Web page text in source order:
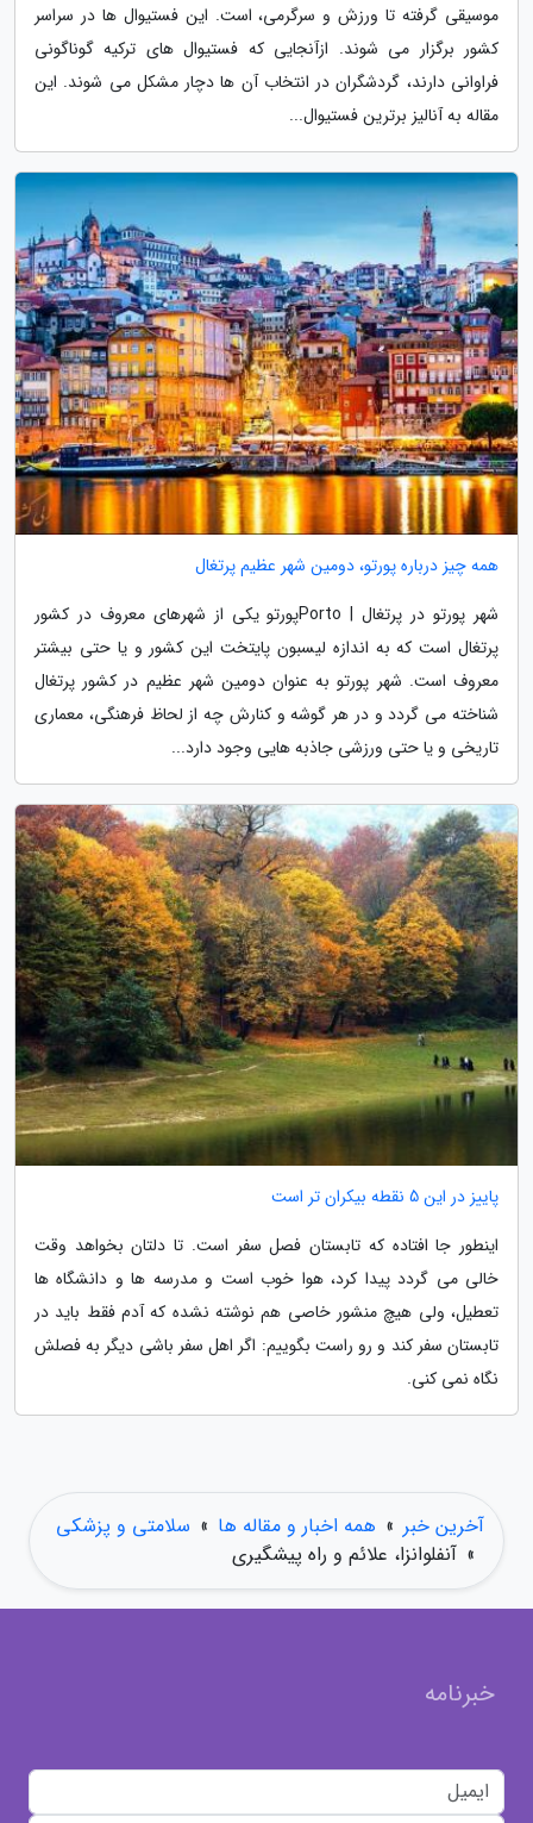
موسیقی گرفته تا ورزش و سرگرمی، است. این فستیوال ها در سراسر
کشور برگزار می شوند. ازآنجایی که فستیوال های ترکیه گوناگونی
فراوانی دارند، گردشگران در انتخاب آن ها دچار مشکل می شوند. این
مقاله به آنالیز برترین فستیوال...
همه چیز درباره پورتو، دومین شهر عظیم پرتغال
شهر پورتو در پرتغال | Portoپورتو یکی از شهرهای معروف در کشور
پرتغال است که به اندازه لیسبون پایتخت این کشور و یا حتی بیشتر
معروف است. شهر پورتو به عنوان دومین شهر عظیم در کشور پرتغال
شناخته می گردد و در هر گوشه و کنارش چه از لحاظ فرهنگی، معماری
تاریخی و یا حتی ورزشی جاذبه هایی وجود دارد...
پاییز در این 5 نقطه بیکران تر است
اینطور جا افتاده که تابستان فصل سفر است. تا دلتان بخواهد وقت
خالی می گردد پیدا کرد، هوا خوب است و مدرسه ها و دانشگاه ها
تعطیل، ولی هیچ منشور خاصی هم نوشته نشده که آدم فقط باید در
تابستان سفر کند و رو راست بگوییم: اگر اهل سفر باشی دیگر به فصلش
نگاه نمی کنی.
آخرین خبر » همه اخبار و مقاله ها » سلامتی و پزشکی
» آنفلوانزا، علائم و راه پیشگیری
خبرنامه